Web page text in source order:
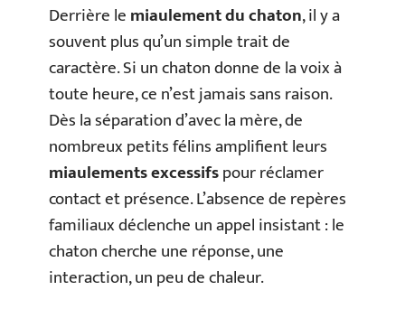
Derrière lemiaulement du chaton, il y a
souvent plus qu’un simple trait de
caractère. Si un chaton donne de la voix à
toute heure, ce n’est jamais sans raison.
Dès la séparation d’avec la mère, de
nombreux petits félins amplifient leurs
miaulements excessifspour réclamer
contact et présence. L’absence de repères
familiaux déclenche un appel insistant : le
chaton cherche une réponse, une
interaction, un peu de chaleur.